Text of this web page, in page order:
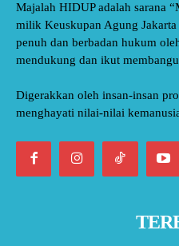
Majalah HIDUP adalah sarana
milik Keuskupan Agung
penuh dan berbadan hukum
mendukung dan ikut
Digerakkan oleh insan-insan
menghayati nilai-nilai